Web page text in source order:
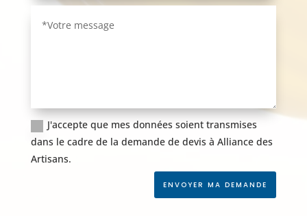
J'accepte que mes données soient transmises
dans le cadre de la demande de devis à Alliance des
Artisans.
ENVOYER MA DEMANDE